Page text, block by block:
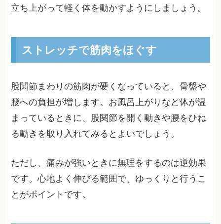
立ち上がって軽く体を動かすようにしましょう。
ストレッチで筋肉をほぐす
股関節まわりの筋肉が硬くなっていると、骨盤や
腰への負担が増します。お風呂上がりなど体が温
まっているときに、股関節を開く動きや腰をひね
る動きを取り入れてみるとよいでしょう。
ただし、痛みが強いときに無理をするのは逆効果
です。心地よく伸びる範囲で、ゆっくりと行うこ
とがポイントです。